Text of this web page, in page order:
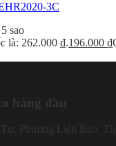
3C
5 sao
là: 262.000 ₫.196.000 ₫
hàng đầu
Phường Liên Bảo,